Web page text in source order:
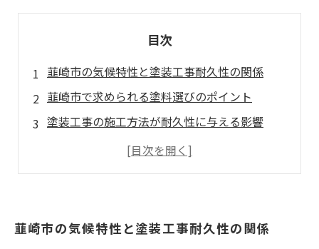
目次
韮崎市の気候特性と塗装工事耐久性の関係
韮崎市で求められる塗料選びのポイント
塗装工事の施工方法が耐久性に与える影響
メンテナンスの重要性と長期耐久性の秘訣
韮崎市の塗装工事で快適な住環境を守るために
韮崎市の気候特性と塗装工事耐久性の関係